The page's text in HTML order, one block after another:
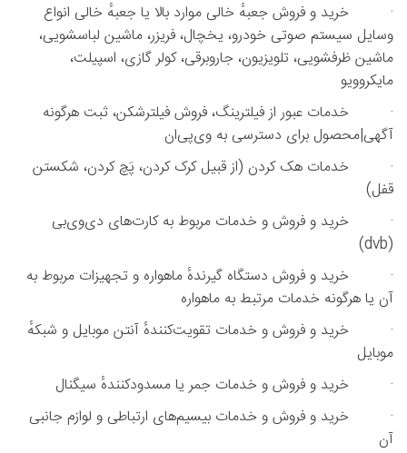
· خرید و فروش جعبهٔ خالی موارد بالا یا جعبهٔ خالی انواع
وسایل سیستم صوتی خودرو، یخچال، فریزر، ماشین لباسشویی،
ماشین ظرفشویی، تلویزیون، جاروبرقی، کولر گازی، اسپیلت،
مایکروویو
· خدمات عبور از فیلترینگ، فروش فیلترشکن، ثبت هرگونه
آگهی|محصول برای دسترسی به وی‌پی‌ان
· خدمات هک‌ کردن (از قبیل کرک کردن، پَچ کردن، شکستن
قفل)
· خرید و فروش و خدمات مربوط به کارت‌های دی‌وی‌بی
(dvb)
· خرید و فروش دستگاه گیرندهٔ ماهواره و تجهیزات مربوط به
آن یا هرگونه خدمات مرتبط به ماهواره
· خرید و فروش و خدمات تقویت‌کنندهٔ آنتن موبایل و شبکهٔ
موبایل
· خرید و فروش و خدمات جمر یا مسدودکنندهٔ سیگنال
· خرید و فروش و خدمات بیسیم‌های ارتباطی و لوازم جانبی
آن